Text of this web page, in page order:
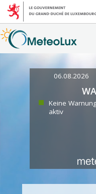
06.08.2026
Keine
aktiv